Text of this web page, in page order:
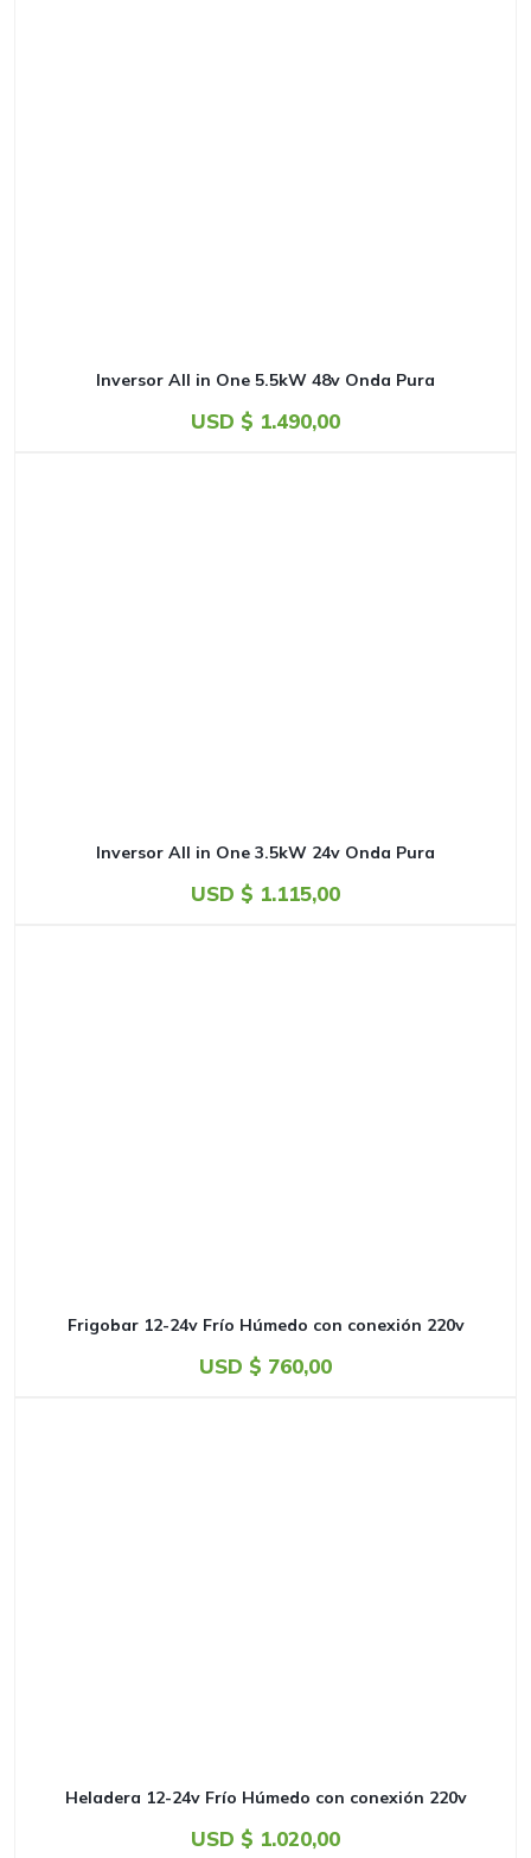
Inversor All in One 5.5kW 48v Onda Pura
USD $ 1.490,00
Inversor All in One 3.5kW 24v Onda Pura
USD $ 1.115,00
Frigobar 12-24v Frío Húmedo con conexión 220v
USD $ 760,00
Heladera 12-24v Frío Húmedo con conexión 220v
USD $ 1.020,00